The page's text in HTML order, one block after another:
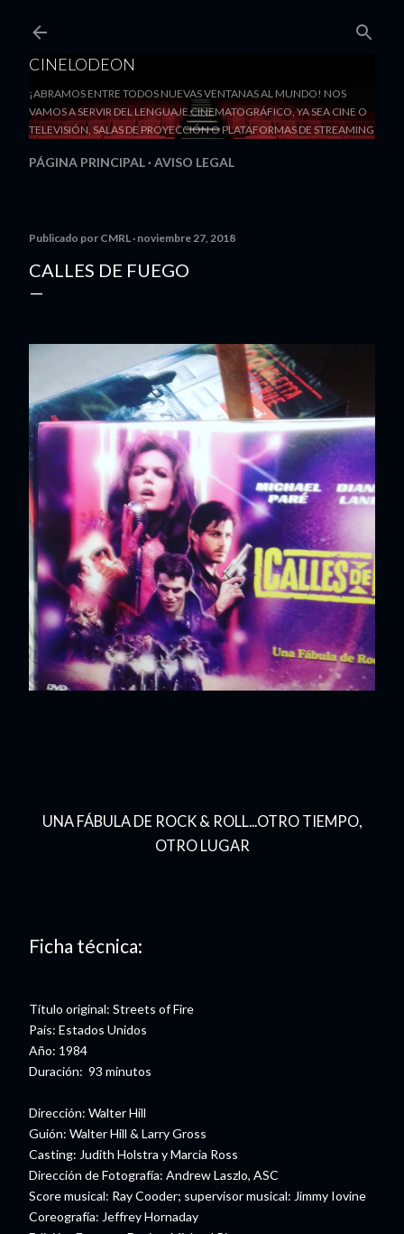
CINELODEON
¡ABRAMOS ENTRE TODOS NUEVAS VENTANAS AL MUNDO! NOS
VAMOS A SERVIR DEL LENGUAJE CINEMATOGRÁFICO, YA SEA CINE O
TELEVISIÓN, SALAS DE PROYECCIÓN O PLATAFORMAS DE STREAMING
PÁGINA PRINCIPAL AVISO LEGAL
Publicado por CMRL noviembre 27, 2018
CALLES DE FUEGO
UNA FÁBULA DE ROCK & ROLL...OTRO TIEMPO,
OTRO LUGAR
Ficha técnica:
Título original: Streets of Fire
País: Estados Unidos
Año: 1984
Duración: 93 minutos
Dirección: Walter Hill
Guión: Walter Hill & Larry Gross
Casting: Judith Holstra y Marcia Ross
Dirección de Fotografía: Andrew Laszlo, ASC
Score musical: Ray Cooder; supervisor musical: Jimmy Iovine
Coreografía: Jeffrey Hornaday